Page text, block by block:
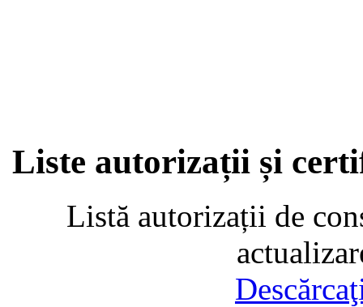
Liste autorizații și
Listă autorizații de